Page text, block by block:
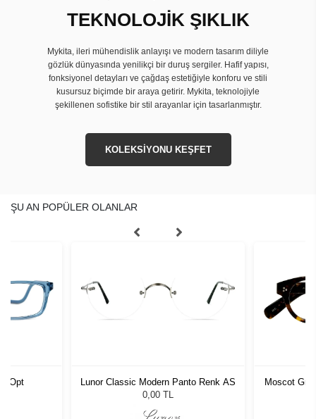
TEKNOLOJİK ŞIKLIK
Mykita, ileri mühendislik anlayışı ve modern tasarım diliyle
gözlük dünyasında yenilikçi bir duruş sergiler. Hafif yapısı,
fonksiyonel detayları ve çağdaş estetiğiyle konforu ve stili
kusursuz biçimde bir araya getirir. Mykita, teknolojiyle
şekillenen sofistike bir stil arayanlar için tasarlanmıştır.
KOLEKSİYONU KEŞFET
ŞU AN POPÜLER OLANLAR
Opt
Lunor Classic Modern Panto Renk AS
0,00 TL
Moscot